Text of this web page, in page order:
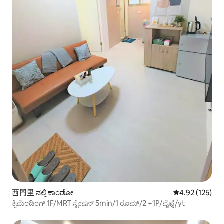
西門里 ನಲ್ಲಿ ಕಾಂಡೋ 5 ರಲ್ಲಿ 4.92
4.92 (125)
ಕ್ಸಿಮೆಂಡಿಂಗ್ 1F/MRT ಸ್ಟೇಷನ್ 5min/1 ರೂಮ್/2 +1P/ವೈಫೈ/yt